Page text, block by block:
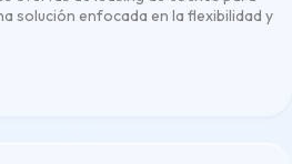
solución enfocada en la flexibilidad y